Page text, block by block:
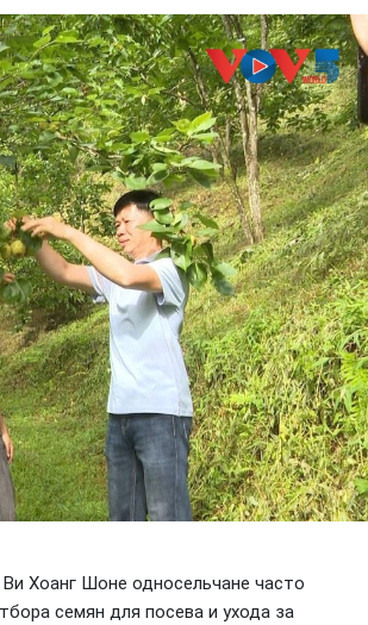
Хоанг Шоне односельчане часто
семян для посева и ухода за